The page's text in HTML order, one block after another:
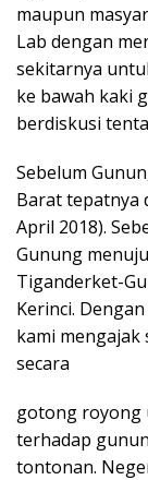
maupun
Lab dengan
sekitarnya
ke bawah kaki
berdiskusi
Sebelum
Barat tepatnya
April 2018).
Gunung
Tiganderket-
Kerinci.
kami
secara
gotong royong
terhadap
tontonan.